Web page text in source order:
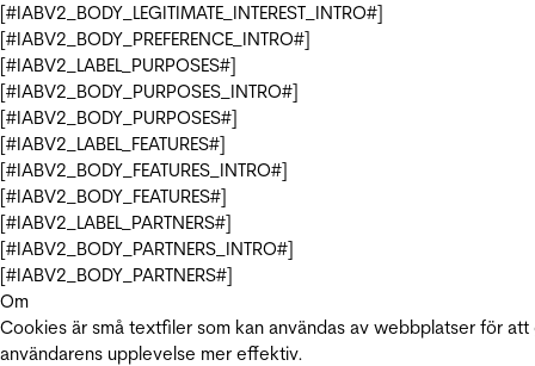
[#IABV2_BODY_LEGITIMATE_INTEREST_INTRO#]
[#IABV2_BODY_PREFERENCE_INTRO#]
[#IABV2_LABEL_PURPOSES#]
[#IABV2_BODY_PURPOSES_INTRO#]
[#IABV2_BODY_PURPOSES#]
[#IABV2_LABEL_FEATURES#]
[#IABV2_BODY_FEATURES_INTRO#]
[#IABV2_BODY_FEATURES#]
[#IABV2_LABEL_PARTNERS#]
[#IABV2_BODY_PARTNERS_INTRO#]
[#IABV2_BODY_PARTNERS#]
Om
Cookies är små textfiler som kan användas av webbplatser för att
användarens upplevelse mer effektiv.